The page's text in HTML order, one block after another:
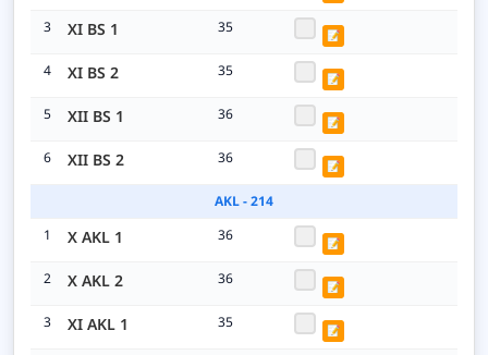
3 XI BS 1 35 📝
4 XI BS 2 35 📝
5 XII BS 1 36 📝
6 XII BS 2 36 📝
AKL - 214
1
X AKL 1 36 📝
2 X AKL 2 36 📝
3 XI AKL 1 35 📝